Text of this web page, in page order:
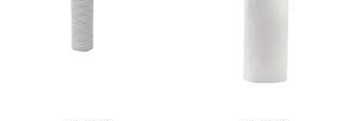
Calorifer din otel GOBE